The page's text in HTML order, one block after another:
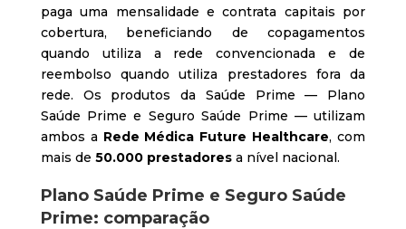
paga uma mensalidade e contrata capitais por
cobertura, beneficiando de copagamentos
quando utiliza a rede convencionada e de
reembolso quando utiliza prestadores fora da
rede. Os produtos da Saúde Prime — Plano
Saúde Prime e Seguro Saúde Prime — utilizam
ambos a Rede Médica Future Healthcare, com
mais de 50.000 prestadoresa nível nacional.
Plano Saúde Prime e Seguro Saúde
Prime: comparação